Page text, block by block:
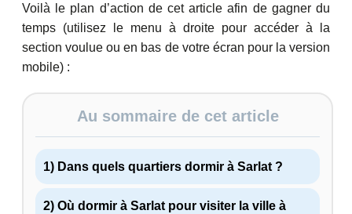
Voilà le plan d’action de cet article afin de gagner du
temps (utilisez le menu à droite pour accéder à la
section voulue ou en bas de votre écran pour la version
mobile) :
Au sommaire de cet article
1) Dans quels quartiers dormir à Sarlat ?
2) Où dormir à Sarlat pour visiter la ville à